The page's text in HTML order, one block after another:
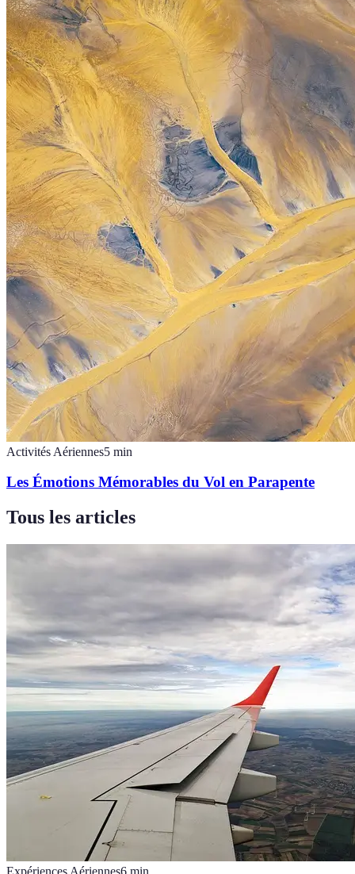
Activités Aériennes5 min
Les Émotions Mémorables du Vol en Parapente
Tous les articles
Expériences Aériennes6 min